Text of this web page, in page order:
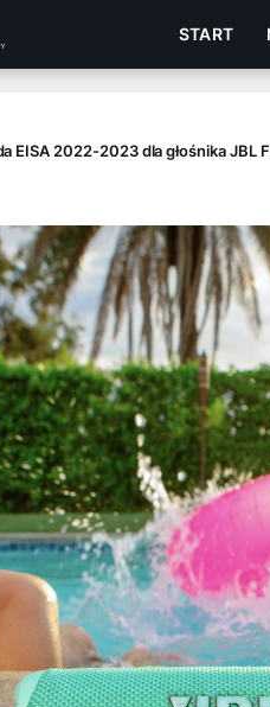
START
EISA 2022-2023 dla głośnika JBL